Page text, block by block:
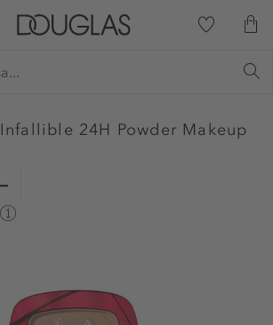
Infallible 24H Powder Makeup